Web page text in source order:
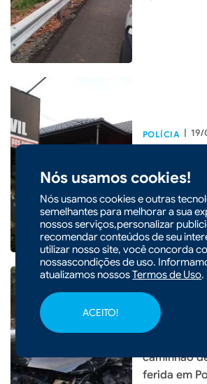
Nós usamos cookies!
Nós usamos cookies e outras
semelhantes para melhorar a sua
nossos serviços,personalizar
recomendar conteúdos de seu
utilizar nosso site, você concorda
nossascondições de uso.
atualizamos nossosTermos de Uso.
ACEITO!
POLÍCIA | 19/
Três
durante
dos Guedes
16/03/2026
caminhão
ferida em